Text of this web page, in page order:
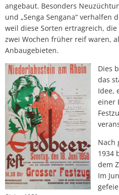
angebaut. Besonders
und „Senga Sengana“ verhalfen
weil diese Sorten ertragreich,
zwei Wochen früher reif waren,
Anbaugebieten.
Dies
das
Idee,
einer
Nach
1934
dem
Im